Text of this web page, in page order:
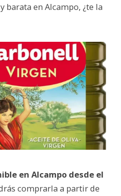
barata en Alcampo, ¿te la
en Alcampo desde el
comprarla a partir de